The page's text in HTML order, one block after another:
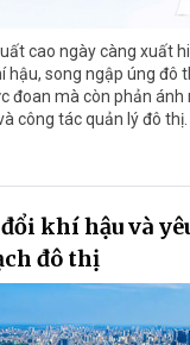
cao ngày càng xuất
hậu, song ngập úng đô
đoan mà còn phản
công tác quản lý đô thị.
khí hậu và
đô thị